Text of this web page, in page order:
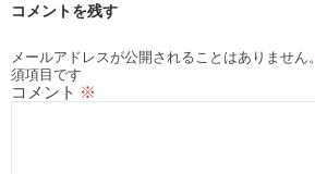
ョ
ン
コメントを残す
メールアドレスが公開されることはありません。
須項目です
コメント ※